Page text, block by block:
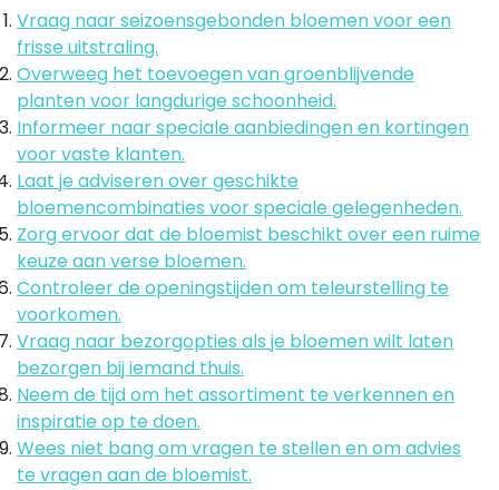
Vraag naar seizoensgebonden bloemen voor een
frisse uitstraling.
Overweeg het toevoegen van groenblijvende
planten voor langdurige schoonheid.
Informeer naar speciale aanbiedingen en kortingen
voor vaste klanten.
Laat je adviseren over geschikte
bloemencombinaties voor speciale gelegenheden.
Zorg ervoor dat de bloemist beschikt over een ruime
keuze aan verse bloemen.
Controleer de openingstijden om teleurstelling te
voorkomen.
Vraag naar bezorgopties als je bloemen wilt laten
bezorgen bij iemand thuis.
Neem de tijd om het assortiment te verkennen en
inspiratie op te doen.
Wees niet bang om vragen te stellen en om advies
te vragen aan de bloemist.